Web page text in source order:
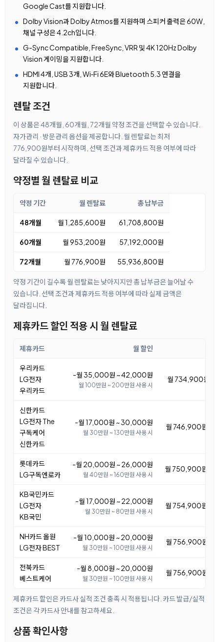
Google Cast를 지원합니다.
Dolby Vision과 Dolby Atmos를 지원하며 스피커 출력은 60W,
채널 구성은 4.2ch입니다.
G-Sync Compatible, FreeSync, VRR 및 4K 120Hz Dolby
Vision 게이밍을 지원합니다.
HDMI 4개, USB 3개, Wi‑Fi 6E와 Bluetooth 5.3 연결을
지원합니다.
렌탈 조건
이 상품은 48개월, 60개월, 72개월 약정 조건을 선택할 수 있습니다.
자가관리 · 방문관리 옵션을 제공합니다. 월 렌탈료는 최저
776,900원부터 시작하며, 선택 조건과 제휴카드 적용 여부에 따라
달라질 수 있습니다.
약정별 월 렌탈료 비교
약정 기간 월 렌탈료 총 납부금
48개월 월 1,285,600원 61,708,800원
60개월 월 953,200원 57,192,000원
72개월 월 776,900원 55,936,800원
약정 기간이 길수록 월 렌탈료는 낮아지지만 총 납부금은 늘어날 수
있습니다. 선택 조건과 제휴카드 적용 여부에 따라 실제 금액은
달라집니다.
제휴카드 할인 적용 시 월 렌탈료
제휴카드 월 할인
우리카드
LG전자
우리카드
-월 35,000원 ~ 42,000원
월 100만원 ~ 200만원 사용 시
월 734,900원 ~
신한카드
LG전자 The
구독케어
신한카드
-월 17,000원 ~ 30,000원
월 30만원 ~ 130만원 사용 시
월 746,900원 ~
롯데카드
LG구독엔로카
-월 20,000원 ~ 26,000원
월 40만원 ~ 160만원 사용 시
월 750,900원 ~
KB국민카드
LG전자
KB국민
-월 17,000원 ~ 22,000원
월 30만원 ~ 80만원 사용 시
월 754,900원 ~
NH카드 올원
LG전자 BEST
-월 10,000원 ~ 20,000원
월 30만원 ~ 100만원 사용 시
월 756,900원 ~
전북카드
베스트케어
-월 8,000원 ~ 20,000원
월 30만원 ~ 100만원 사용 시
월 756,900원 ~
제휴카드 할인은 카드사 실적 조건 충족 시 적용됩니다. 카드 발급/실적
조건은 각 카드사 안내를 참고하세요.
상품 확인사항